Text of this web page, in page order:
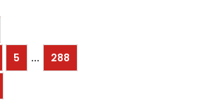
5 ...
288